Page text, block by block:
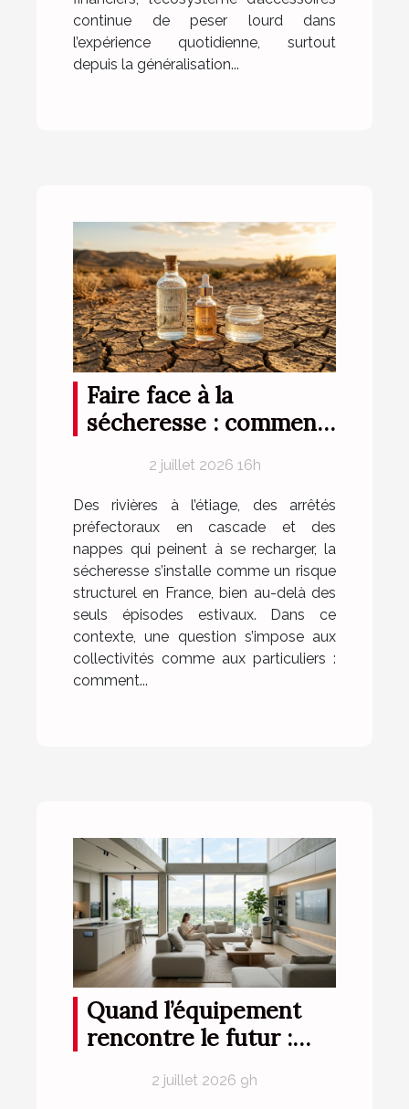
continue de peser lourd dans
l’expérience quotidienne, surtout
depuis la généralisation...
Faire face à la
sécheresse : comment
innovants ouvrent la
voie
2 juillet 2026 16h
Des rivières à l’étiage, des arrêtés
préfectoraux en cascade et des
nappes qui peinent à se recharger, la
sécheresse s’installe comme un risque
structurel en France, bien au-delà des
seuls épisodes estivaux. Dans ce
contexte, une question s’impose aux
collectivités comme aux particuliers :
comment...
Quand l’équipement
rencontre le futur :
pièce par pièce
2 juillet 2026 9h